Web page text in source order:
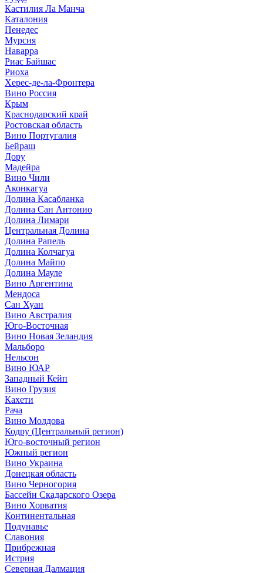
Кастилия Ла Манча
Каталония
Пенедес
Мурсия
Наварра
Риас Байшас
Риоха
Херес-де-ла-Фронтера
Вино Россия
Крым
Краснодарский край
Ростовская область
Вино Португалия
Бейраш
Дору
Мадейра
Вино Чили
Аконкагуа
Долина Касабланка
Долина Сан Антонио
Долина Лимари
Центральная Долина
Долина Рапель
Долина Колчагуа
Долина Майпо
Долина Мауле
Вино Аргентина
Мендоса
Сан Хуан
Вино Австралия
Юго-Восточная
Вино Новая Зеландия
Мальборо
Нельсон
Вино ЮАР
Западный Кейп
Вино Грузия
Кахети
Рача
Вино Молдова
Кодру (Центральный регион)
Юго-восточный регион
Южный регион
Вино Украина
Донецкая область
Вино Черногория
Бассейн Скадарского Озера
Вино Хорватия
Континентальная
Подунавье
Славония
Прибрежная
Истрия
Северная Далмация